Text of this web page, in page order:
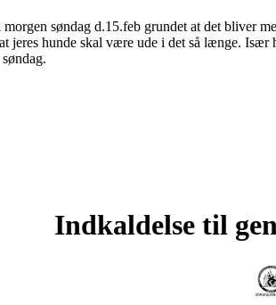
søndag d.15.feb grundet at det bliver
jeres hunde skal være ude i det så længe. Især
Indkaldelse til